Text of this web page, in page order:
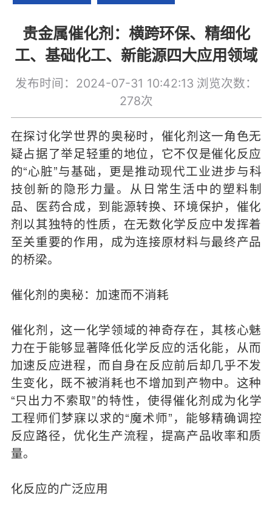
贵金属催化剂：横跨环保、精细化
工、基础化工、新能源四大应用领域
发布时间：2024-07-31 10:42:13 浏览次数：
278次
在探讨化学世界的奥秘时，催化剂这一角色无
疑占据了举足轻重的地位，它不仅是催化反应
的“心脏”与基础，更是推动现代工业进步与科
技创新的隐形力量。从日常生活中的塑料制
品、医药合成，到能源转换、环境保护，催化
剂以其独特的性质，在无数化学反应中发挥着
至关重要的作用，成为连接原材料与最终产品
的桥梁。
催化剂的奥秘：加速而不消耗
催化剂，这一化学领域的神奇存在，其核心魅
力在于能够显著降低化学反应的活化能，从而
加速反应进程，而自身在反应前后却几乎不发
生变化，既不被消耗也不增加到产物中。这种
“只出力不索取”的特性，使得催化剂成为化学
工程师们梦寐以求的“魔术师”，能够精确调控
反应路径，优化生产流程，提高产品收率和质
量。
化反应的广泛应用